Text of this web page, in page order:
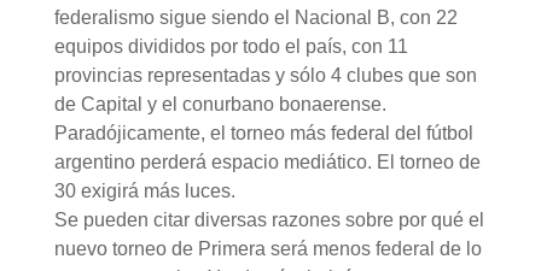
federalismo sigue siendo el Nacional B, con 22
equipos divididos por todo el país, con 11
provincias representadas y sólo 4 clubes que son
de Capital y el conurbano bonaerense.
Paradójicamente, el torneo más federal del fútbol
argentino perderá espacio mediático. El torneo de
30 exigirá más luces.
Se pueden citar diversas razones sobre por qué el
nuevo torneo de Primera será menos federal de lo